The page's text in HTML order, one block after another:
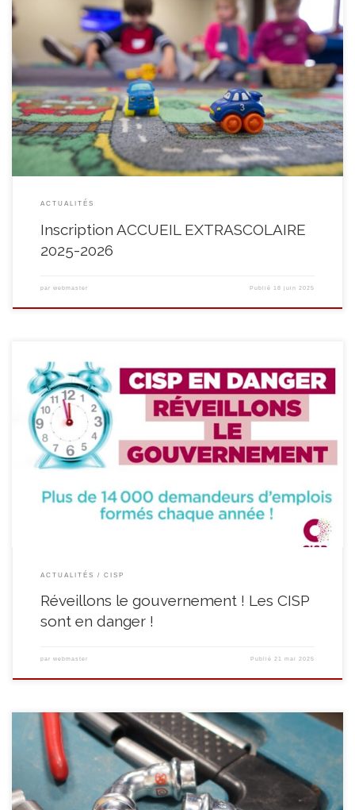
Inscription à l’accueil extrascolaire dans les écoles communales de
Casteau, Chaussée, Neufvilles et Thieusies La technologie au service d’un
accueil de qualité ! Afin de garantir une communication efficace entre vous
(parents) et nous opérateur extrascolaire, il est important que les données
renseignées dans le formulaire soient exactes. Quelles utilités […]
ACTUALITÉS
Inscription ACCUEIL EXTRASCOLAIRE
2025-2026
par webmaster Publié 18 juin 2025
Notre secteur se mobilise demain dans les rues de Bruxelles, aux
côtés d’autres acteurs du secteur non marchand
gouvernement ! Les CISP sont en danger ! « Notre secteur est clairement
sous pression, avec les mesures décidées à la fois par les gouvernements
fédéral et wallon. […]
ACTUALITÉS CISP
Réveillons le gouvernement ! Les CISP
sont en danger !
par webmaster Publié21 mai 2025
Mêlant contact avec la clientèle et apprentissage de techniques
professionnelles en menuiserie, en sanitaire et chauffage, en peinture, en